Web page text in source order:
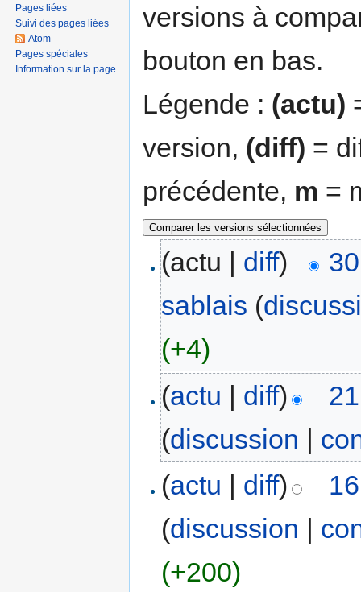
versions à
bouton en bas.
Légende : (actu)
version, (diff) =
précédente, m =
(actu | diff)
sablais (
(+4)
(actu | diff)
(discussion |
(actu | diff)
(discussion |
(+200)
Pages liées
Suivi des pages liées
Atom
Pages spéciales
Information sur la page